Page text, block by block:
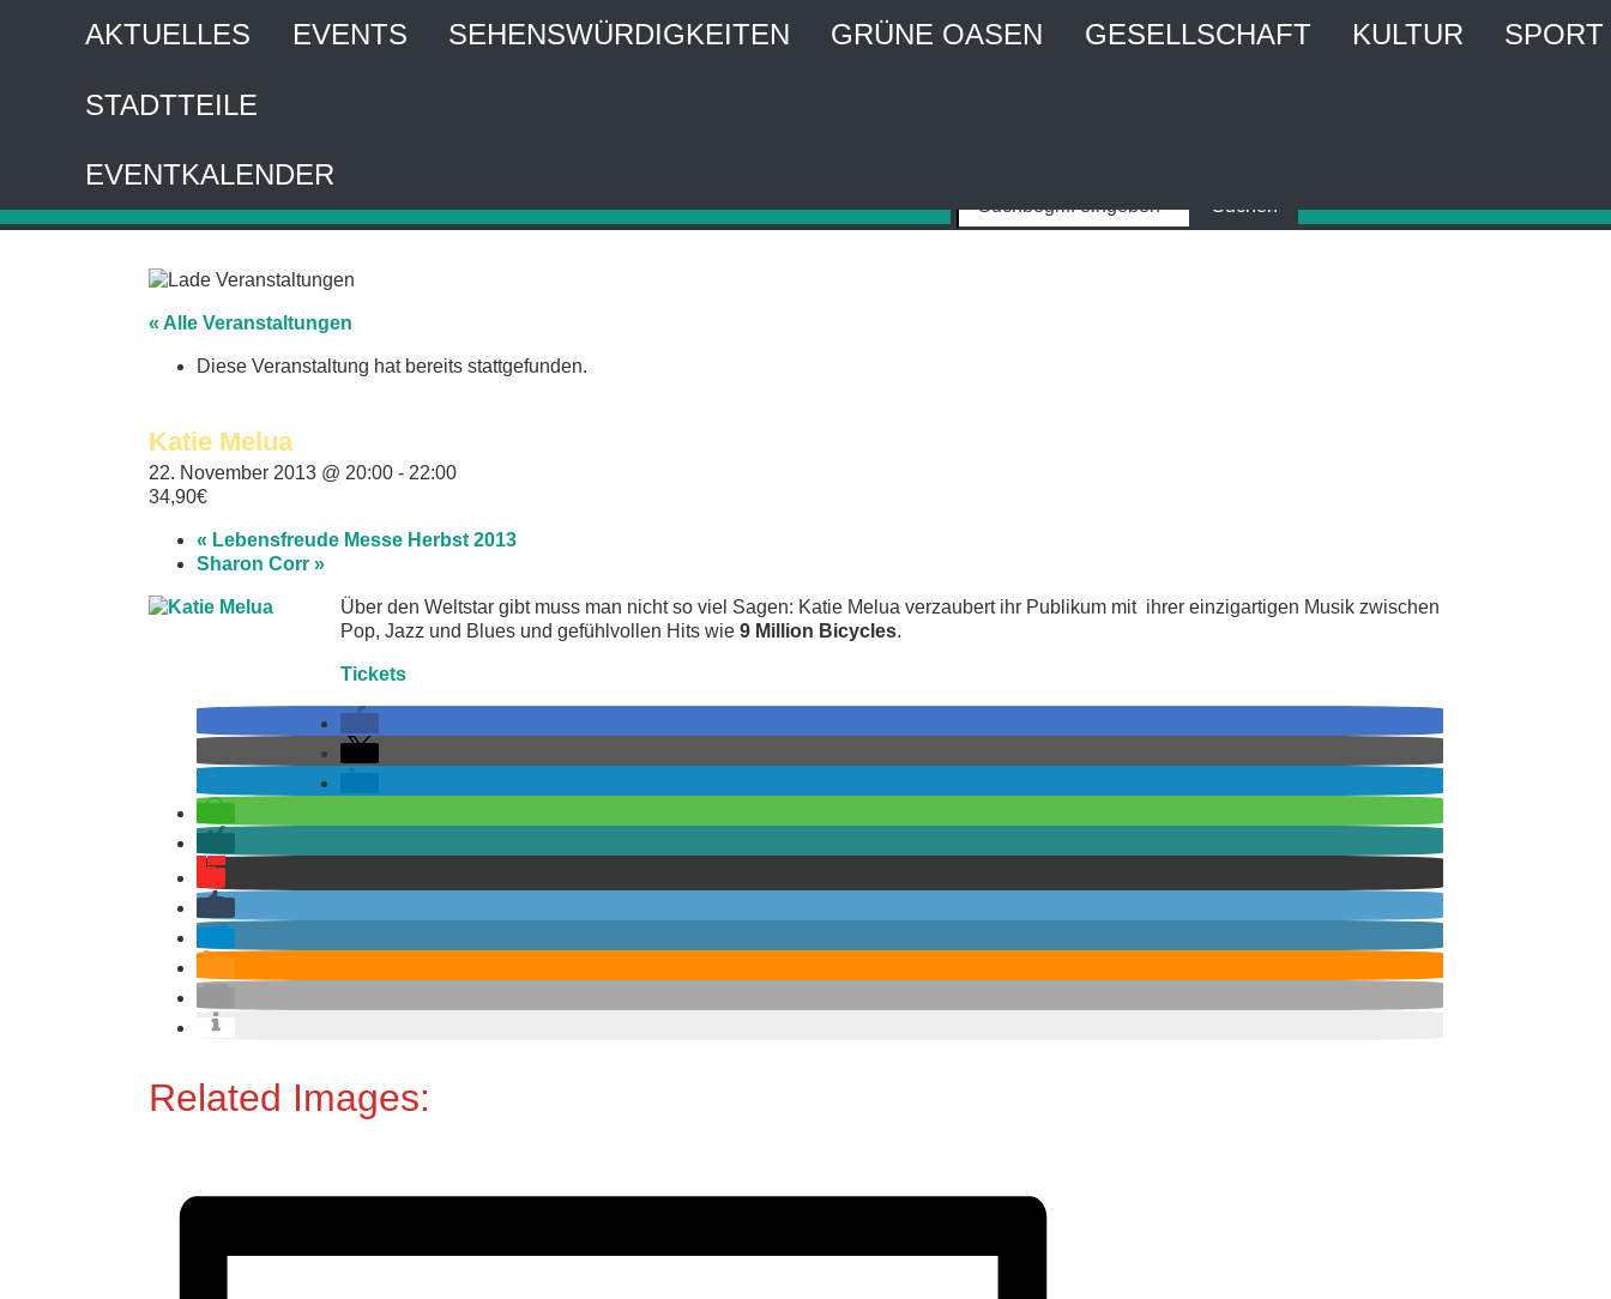
AKTUELLES EVENTS SEHENSWÜRDIGKEITEN GRÜNE OASEN GESELLSCHAFT KULTUR SPORT
STADTTEILE
EVENTKALENDER
« Alle Veranstaltungen
Diese Veranstaltung hat bereits stattgefunden.
Katie Melua
22. November 2013 @ 20:00 - 22:00
34,90€
« Lebensfreude Messe Herbst 2013
Sharon Corr »
Über den Weltstar gibt muss man nicht so viel Sagen: Katie Melua verzaubert ihr Publikum mit ihrer einzigartigen Musik zwischen
Pop, Jazz und Blues und gefühlvollen Hits wie 9 Million Bicycles.
Tickets
Related Images: